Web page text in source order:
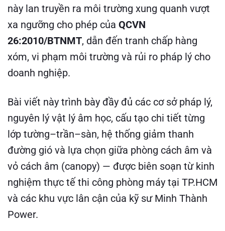
này lan truyền ra môi trường xung quanh vượt
xa ngưỡng cho phép của QCVN
26:2010/BTNMT, dẫn đến tranh chấp hàng
xóm, vi phạm môi trường và rủi ro pháp lý cho
doanh nghiệp.
Bài viết này trình bày đầy đủ các cơ sở pháp lý,
nguyên lý vật lý âm học, cấu tạo chi tiết từng
lớp tường–trần–sàn, hệ thống giảm thanh
đường gió và lựa chọn giữa phòng cách âm và
vỏ cách âm (canopy) — được biên soạn từ kinh
nghiệm thực tế thi công phòng máy tại TP.HCM
và các khu vực lân cận của kỹ sư Minh Thành
Power.